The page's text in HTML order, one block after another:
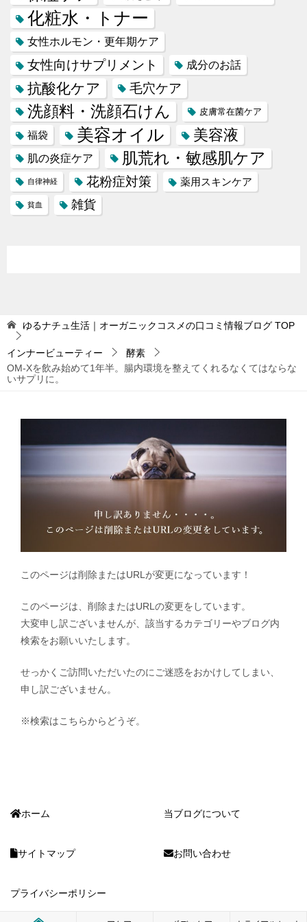
化粧水・トナー
女性ホルモン・更年期ケア
女性向けサプリメント 成分のお話
抗酸化ケア 毛穴ケア
洗顔料・洗顔石けん 皮膚常在菌ケア
福袋 美容オイル 美容液
肌の炎症ケア 肌荒れ・敏感肌ケア
自律神経 花粉症対策 薬用スキンケア
貧血 雑貨
ゆるナチュ生活｜オーガニックコスメの口コミ情報ブログ TOP
インナービューティー
酵素
OM-Xを飲み始めて1年半。腸内環境を整えてくれるなくてはならな
いサプリに。
このページは削除またはURLが変更になっています！
このページは、削除またはURLの変更をしています。
大変申し訳ございませんが、該当するカテゴリーやブログ内
検索をお願いいたします。
せっかくご訪問いただいたのにご迷惑をおかけしてしまい、
申し訳ございません。
※検索はこちらからどうぞ。
ホーム 当ブログについて
サイトマップ お問い合わせ
プライバシーポリシー